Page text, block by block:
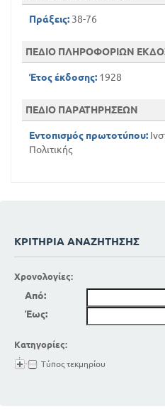
Πράξεις: 38-76
ΠΕΔΙΟ ΠΛΗΡΟΦΟΡΙΩΝ
Έτος έκδοσης: 1928
ΠΕΔΙΟ ΠΑΡΑΤΗΡΗΣΕΩΝ
Εντοπισμός πρωτοτύπου:
Πολιτικής
ΚΡΙΤΉΡΙΑ ΑΝΑΖΉΤΗΣΗΣ
Χρονολογίες:
Από:
Έως:
Κατηγορίες:
Τύπος τεκμηρίου